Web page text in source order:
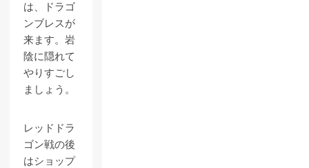
は、ドラゴ
ンブレスが
来ます。岩
陰に隠れて
やりすごし
ましょう。
レッドドラ
ゴン戦の後
はショップ